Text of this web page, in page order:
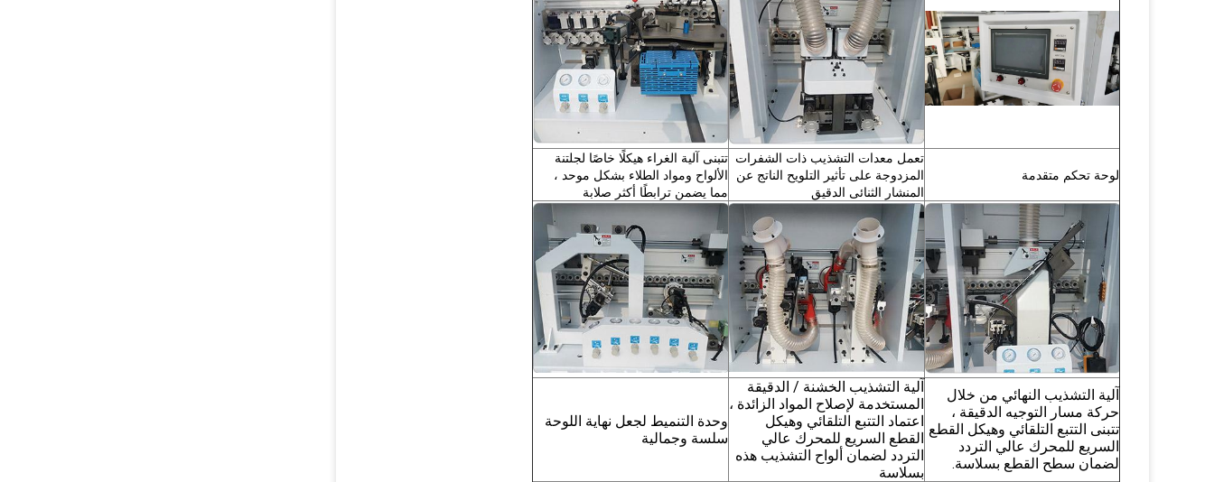
لوحة تحكم متقدمة
تعمل معدات التشذيب ذات الشفرات
المزدوجة على تأثير التلويح الناتج عن
المنشار الثنائى الدقيق
تتبنى آلية الغراء هيكلًا خاصًا لجلتنة
الألواح ومواد الطلاء بشكل موحد ،
مما يضمن ترابطًا أكثر صلابة
آلية التشذيب النهائي من خلال
حركة مسار التوجيه الدقيقة ،
تتبنى التتبع التلقائي وهيكل القطع
السريع للمحرك عالي التردد
لضمان سطح القطع بسلاسة.
آلية التشذيب الخشنة / الدقيقة
المستخدمة لإصلاح المواد الزائدة ،
اعتماد التتبع التلقائي وهيكل
القطع السريع للمحرك عالي
التردد لضمان ألواح التشذيب هذه
بسلاسة
وحدة التنميط لجعل نهاية اللوحة
سلسة وجمالية